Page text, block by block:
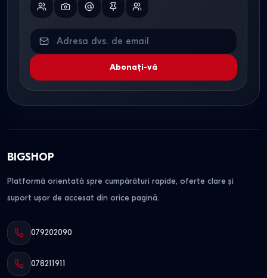
Abonați-vă
BIGSHOP
Platformă orientată spre cumpărături rapide, oferte clare și
suport ușor de accesat din orice pagină.
079202090
078211911